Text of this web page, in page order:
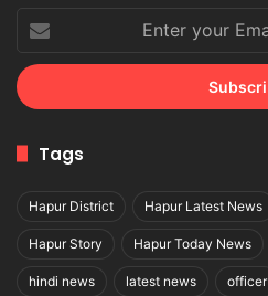
your
Email
address
Tags
Hapur District Hapur Latest News
Hapur Story Hapur Today News
hindi news latest news officer